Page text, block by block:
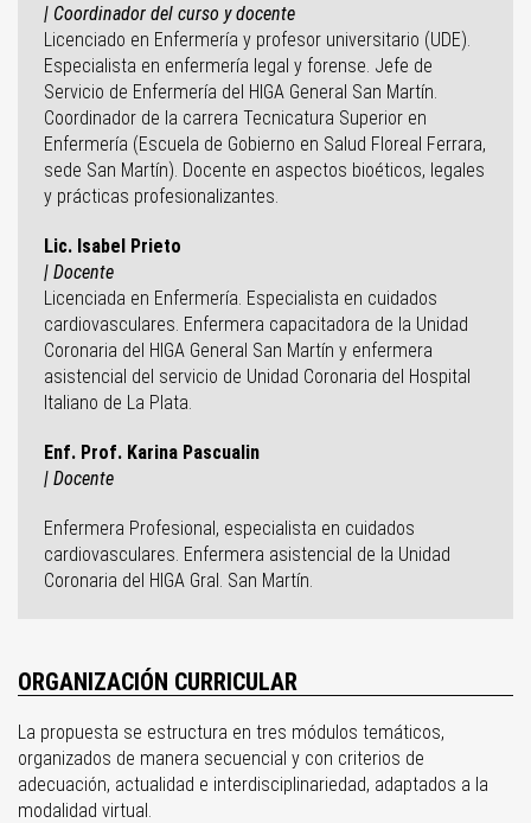
| Coordinador del curso y docente
Licenciado en Enfermería y profesor universitario (UDE).
Especialista en enfermería legal y forense. Jefe de
Servicio de Enfermería del HIGA General San Martín.
Coordinador de la carrera Tecnicatura Superior en
Enfermería (Escuela de Gobierno en Salud Floreal Ferrara,
sede San Martín). Docente en aspectos bioéticos, legales
y prácticas profesionalizantes.
Lic. Isabel Prieto
| Docente
Licenciada en Enfermería. Especialista en cuidados
cardiovasculares. Enfermera capacitadora de la Unidad
Coronaria del HIGA General San Martín y enfermera
asistencial del servicio de Unidad Coronaria del Hospital
Italiano de La Plata.
Enf. Prof. Karina Pascualin
| Docente
Enfermera Profesional, especialista en cuidados
cardiovasculares. Enfermera asistencial de la Unidad
Coronaria del HIGA Gral. San Martín.
ORGANIZACIÓN CURRICULAR
La propuesta se estructura en tres módulos temáticos,
organizados de manera secuencial y con criterios de
adecuación, actualidad e interdisciplinariedad, adaptados a la
modalidad virtual.